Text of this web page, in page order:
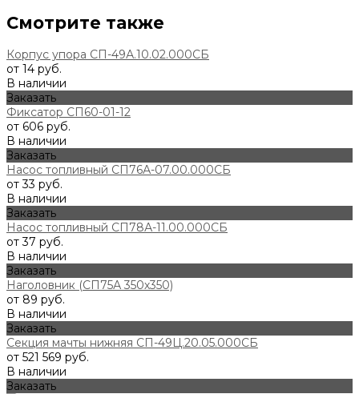
Смотрите также
Корпус упора СП-49А.10.02.000СБ
от 14 руб.
В наличии
Заказать
Фиксатор СП60-01-12
от 606 руб.
В наличии
Заказать
Насос топливный СП76А-07.00.000СБ
от 33 руб.
В наличии
Заказать
Насос топливный СП78А-11.00.000СБ
от 37 руб.
В наличии
Заказать
Наголовник (СП75А 350х350)
от 89 руб.
В наличии
Заказать
Секция мачты нижняя СП-49Ц.20.05.000СБ
от 521 569 руб.
В наличии
Заказать